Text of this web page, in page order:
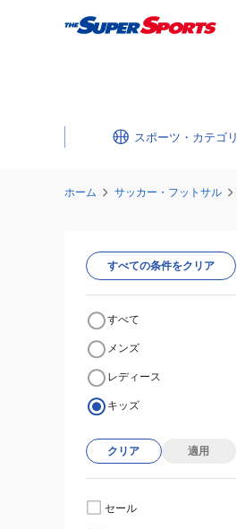
スポーツ・カテゴリ
ホーム サッカー・フットサル
すべての条件をクリア
すべて
メンズ
レディース
キッズ
クリア 適用
セール